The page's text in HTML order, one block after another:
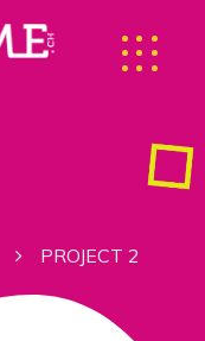
PROJECT 2